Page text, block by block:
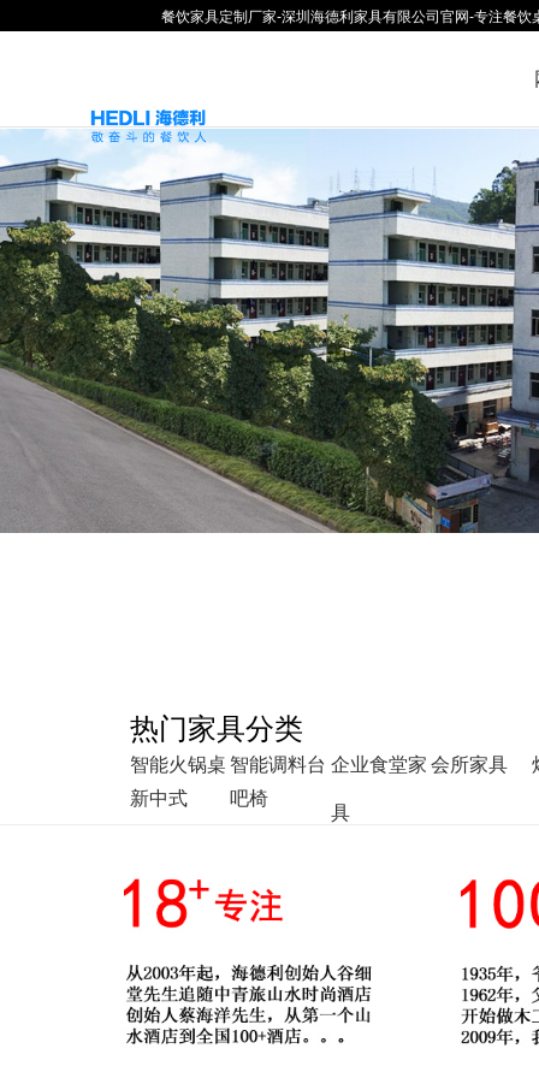
餐饮家具定制厂家-深圳海德利家具有限公司官网-专注餐饮
热门家具分类
智能火锅桌 智能调料台 企业食堂家
具
会所家具
新中式
吧椅